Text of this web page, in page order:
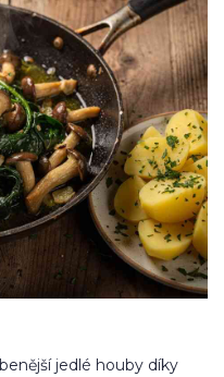
jedlé houby díky